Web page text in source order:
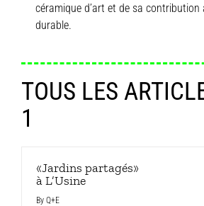
céramique d’art et de sa contribution
durable.
TOUS LES
1
«Jardins partagés»
à L’Usine
By Q+E